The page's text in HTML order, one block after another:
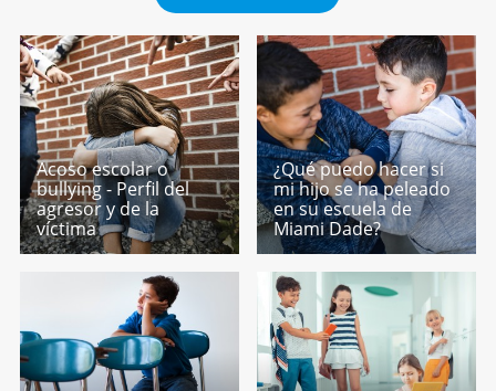
Acoso escolar o
bullying - Perfil del
agresor y de la
víctima
¿Qué puedo hacer si
mi hijo se ha peleado
en su escuela de
Miami Dade?